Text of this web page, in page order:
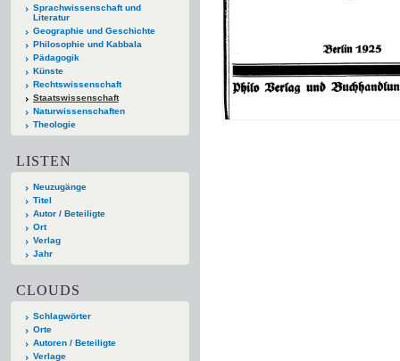
Sprachwissenschaft und
Literatur
Geographie und Geschichte
Philosophie und Kabbala
Pädagogik
Künste
Rechtswissenschaft
Staatswissenschaft
Naturwissenschaften
Theologie
LISTEN
Neuzugänge
Titel
Autor / Beteiligte
Ort
Verlag
Jahr
CLOUDS
Schlagwörter
Orte
Autoren / Beteiligte
Verlage